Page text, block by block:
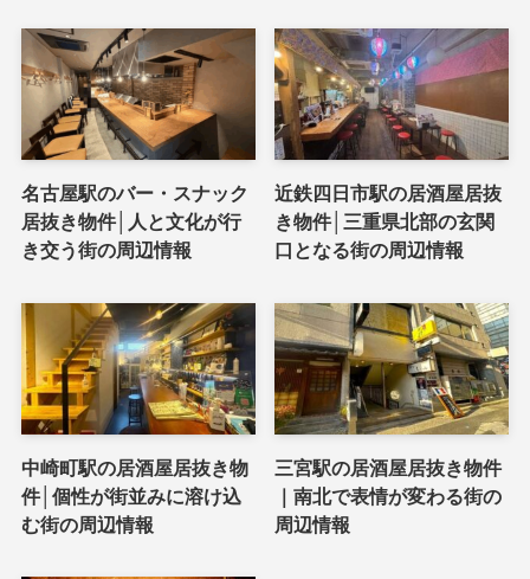
名古屋駅のバー・スナック
居抜き物件│人と文化が行
き交う街の周辺情報
近鉄四日市駅の居酒屋居抜
き物件│三重県北部の玄関
口となる街の周辺情報
中崎町駅の居酒屋居抜き物
件│個性が街並みに溶け込
む街の周辺情報
三宮駅の居酒屋居抜き物件
｜南北で表情が変わる街の
周辺情報